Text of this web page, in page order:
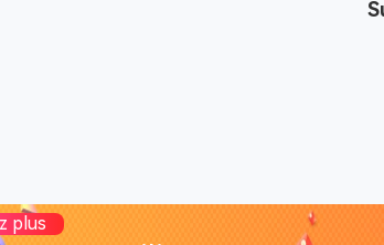
plus